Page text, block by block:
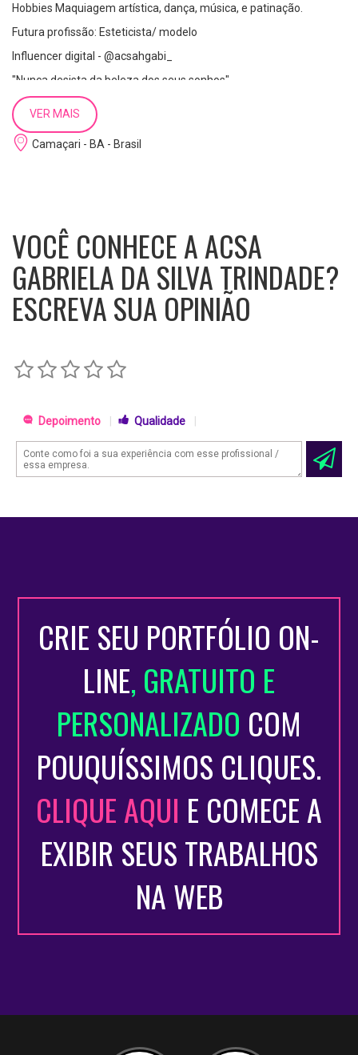
Hobbies Maquiagem artística, dança, música, e patinação.
Futura profissão: Esteticista/ modelo
Influencer digital - @acsahgabi_
"Nunca desista da beleza dos seus sonhos"
VER MAIS
Camaçari - BA - Brasil
VOCÊ CONHECE A ACSA
GABRIELA DA SILVA TRINDADE?
ESCREVA SUA OPINIÃO
Depoimento | Qualidade |
CRIE SEU PORTFÓLIO ON-
LINE, GRATUITO E
PERSONALIZADO COM
POUQUÍSSIMOS CLIQUES.
CLIQUE AQUI E COMECE A
EXIBIR SEUS TRABALHOS
NA WEB